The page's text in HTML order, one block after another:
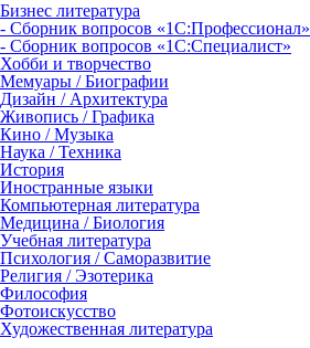
Бизнес литература
- Сборник вопросов «1С:Профессионал»
- Сборник вопросов «1С:Специалист»
Хобби и творчество
Мемуары / Биографии
Дизайн / Архитектура
Живопись / Графика
Кино / Музыка
Наука / Техника
История
Иностранные языки
Компьютерная литература
Медицина / Биология
Учебная литература
Психология / Саморазвитие
Религия / Эзотерика
Философия
Фотоискусство
Художественная литература